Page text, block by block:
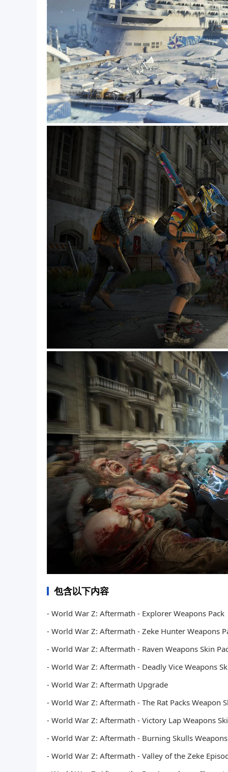
包含以下内容
- World War Z: Aftermath - Explorer Weapons Pack
- World War Z: Aftermath - Zeke Hunter Weapons
- World War Z: Aftermath - Raven Weapons Skin
- World War Z: Aftermath - Deadly Vice Weapons
- World War Z: Aftermath Upgrade
- World War Z: Aftermath - The Rat Packs Weapon
- World War Z: Aftermath - Victory Lap Weapons
- World War Z: Aftermath - Burning Skulls
- World War Z: Aftermath - Valley of the Zeke